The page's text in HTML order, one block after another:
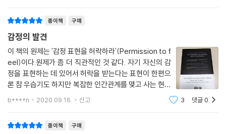
마음챙김을 방해하는 소셜 미디어
일상에서 실천하는 마음챙김
네 가지 마음챙김 훈련
마음챙김은 도움이 된다, 하지만 충분하진 않다
제10장 생각의 방향 바꾸기
생각의 방향을 바꾸는 인지 전략
1. 공간적 거리 두기
3. 거리를 둔 자기 대화
자연스레 더 나은 어른이 될 것이고 스스로 행복한 삶을 살아갈 수 있을 뿐
만 아니라 건전한 세상을 만드는 데도 기여할 수 있을 것이다.
이 부분에 주목한 저자는 예일대 아동 연구 센터 교수로서 대학교 안에 감
성 지능 센터를 설립하여 RULER 기법을 광범위하게 전파하기 위해 노력
하고 있다. 현재 미국 전역과 전 세계에 걸쳐 2000여 곳의 학교에 RULER
기법이 도입되었으며, 스트레스와 번아웃이 감소하고 학교 분위기가 좋아
워크숍을 경험한 학생들의 반응이다.
종이책 구매
감정의 발견
이 책의 원제는 '감정 표현을 허락하라'(Permission to f
eel)이다.원제가 좀 더 직관적인 것 같다. 자기 자신의 감
정을 표현하는 데 있어서 허락을 받는다는 표현이 한편으
론 참 우습기도 하지만 복잡한 인간관계를 맺고 사는 현대
사회의 구성원으로서 우리는 자기 자신의 솔직한 감정을
b****n 2020.09.16. 신고 3 댓글0
종이책 구매